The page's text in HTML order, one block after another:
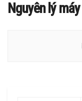
Nguyên lý máy